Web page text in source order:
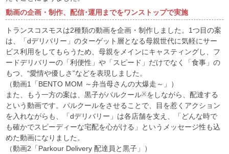
動画の企画・制作、配信･運用までをワンストップで実施
トランスコスモスは2種類の動画を企画・制作しました。1つ目の案
は、「dデリバリー」のターゲット層となる母親世代に気軽にサー
ビス利用をしてもらうため、母親をメインにキャスティングし、フ
ードデリバリーの「利便性」や「スピード」だけでなく「食事」の
もつ、“愛情や優しさ”などを表現しました。
（動画1「BENTO MOM ～弁当母さんの大爆走～」）
また、もう一方の案は、黒子がパルクール※をしながら、配達する
という動画です。パルクールをさせることで、目を惹くアクション
を入れながらも、「dデリバリー」は各店舗を支え、「どんな時で
も確かでスピーディーな宅配を心がける」というメッセージ性も込
めた動画になりました。
（動画2「Parkour Delivery 配達員と黒子」）